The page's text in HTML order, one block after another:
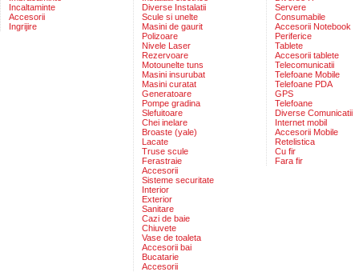
Incaltaminte
Accesorii
Ingrijire
Diverse Instalatii
Scule si unelte
Masini de gaurit
Polizoare
Nivele Laser
Rezervoare
Motounelte tuns
Masini insurubat
Masini curatat
Generatoare
Pompe gradina
Slefuitoare
Chei inelare
Broaste (yale)
Lacate
Truse scule
Ferastraie
Accesorii
Sisteme securitate
Interior
Exterior
Sanitare
Cazi de baie
Chiuvete
Vase de toaleta
Accesorii bai
Bucatarie
Accesorii
Servere
Consumabile
Accesorii Notebook
Periferice
Tablete
Accesorii tablete
Telecomunicatii
Telefoane Mobile
Telefoane PDA
GPS
Telefoane
Diverse Comunicatii
Internet mobil
Accesorii Mobile
Retelistica
Cu fir
Fara fir